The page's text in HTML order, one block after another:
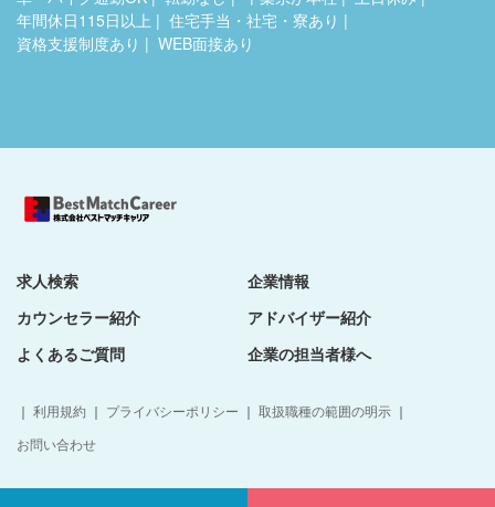
年間休日115日以上
住宅手当・社宅・寮あり
資格支援制度あり
WEB面接あり
求人検索
企業情報
カウンセラー紹介
アドバイザー紹介
よくあるご質問
企業の担当者様へ
｜ 利用規約 ｜ プライバシーポリシー ｜ 取扱職種の範囲の明示 ｜
お問い合わせ